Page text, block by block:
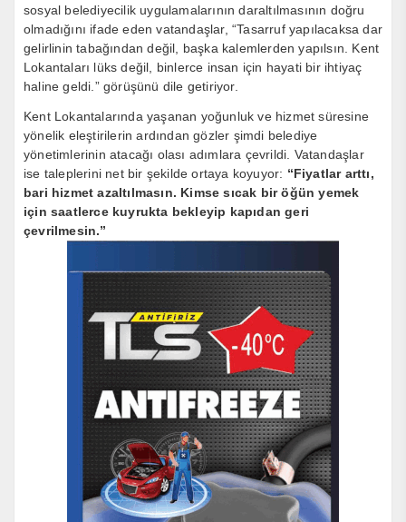
sosyal belediyecilik uygulamalarının daraltılmasının doğru
olmadığını ifade eden vatandaşlar, “Tasarruf yapılacaksa dar
gelirlinin tabağından değil, başka kalemlerden yapılsın. Kent
Lokantaları lüks değil, binlerce insan için hayati bir ihtiyaç
haline geldi.” görüşünü dile getiriyor.
Kent Lokantalarında yaşanan yoğunluk ve hizmet süresine
yönelik eleştirilerin ardından gözler şimdi belediye
yönetimlerinin atacağı olası adımlara çevrildi. Vatandaşlar
ise taleplerini net bir şekilde ortaya koyuyor: “Fiyatlar arttı,
bari hizmet azaltılmasın. Kimse sıcak bir öğün yemek
için saatlerce kuyrukta bekleyip kapıdan geri
çevrilmesin.”